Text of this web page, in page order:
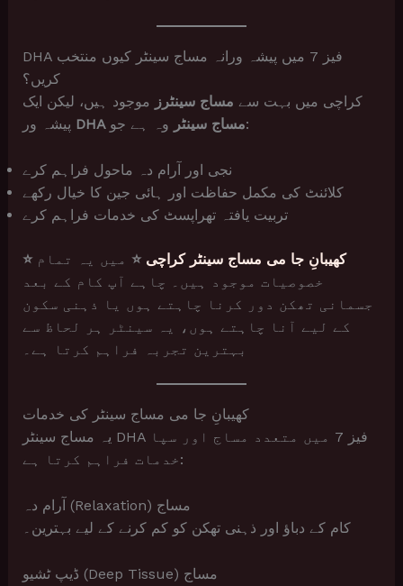
DHA فیز 7 میں پیشہ ورانہ مساج سینٹر کیوں منتخب
کریں؟
کراچی میں بہت سے مساج سینٹرز موجود ہیں، لیکن ایک
DHA مساج سینٹروہ ہے جو:
نجی اور آرام دہ ماحول فراہم کرے
کلائنٹ کی مکمل حفاظت اور ہائی جین کا خیال رکھے
تربیت یافتہ تھراپسٹ کی خدمات فراہم کرے
⭐ کھیبانِ جا می مساج سینٹر کراچی⭐ میں یہ تمام
خصوصیات موجود ہیں۔ چاہے آپ کام کے بعد
جسمانی تھکن دور کرنا چاہتے ہوں یا ذہنی سکون
کے لیے آنا چاہتے ہوں، یہ سینٹر ہر لحاظ سے
بہترین تجربہ فراہم کرتا ہے۔
کھیبانِ جا می مساج سینٹر کی خدمات
یہ مساج سینٹر DHA فیز 7 میں متعدد مساج اور سپا
خدمات فراہم کرتا ہے:
آرام دہ (Relaxation) مساج
کام کے دباؤ اور ذہنی تھکن کو کم کرنے کے لیے بہترین۔
ڈیپ ٹشیو (Deep Tissue) مساج